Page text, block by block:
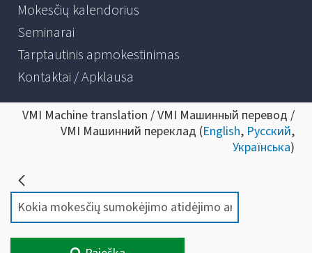
Mokesčių kalendorius
Seminarai
Tarptautinis apmokestinimas
Kontaktai / Apklausa
VMI Machine translation / VMI Машинный перевод /
VMI Машинний переклад (English, Русский,
Українська)